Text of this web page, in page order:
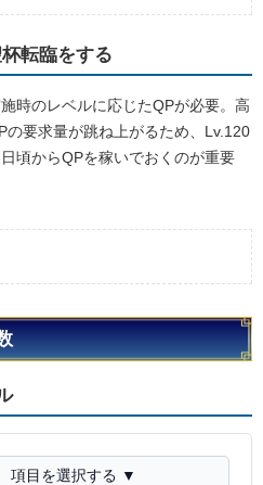
転臨をする
時のレベルに応じたQPが必要。高
の要求量が跳ね上がるため、Lv.120
頃からQPを稼いでおくのが重要
項目を選択する ▼